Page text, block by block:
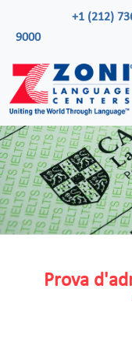
+1 (212)
9000
Prova